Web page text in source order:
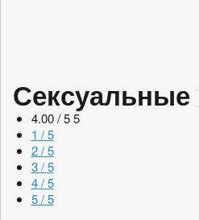
Сексуальные
4.00 / 5 5
1 / 5
2 / 5
3 / 5
4 / 5
5 / 5